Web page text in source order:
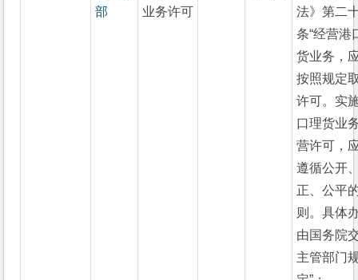
部
业务许可
法》第二
条“经营港
货业务，
按照规定
许可。实
口理货业
营许可，
遵循公开
正、公平
则。具体
由国务院
主管部门